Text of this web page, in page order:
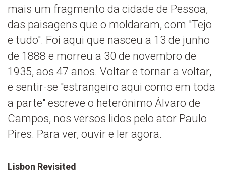
mais um fragmento da cidade de Pessoa,
das paisagens que o moldaram, com "Tejo
e tudo". Foi aqui que nasceu a 13 de junho
de 1888 e morreu a 30 de novembro de
1935, aos 47 anos. Voltar e tornar a voltar,
e sentir-se "estrangeiro aqui como em toda
a parte" escreve o heterónimo Álvaro de
Campos, nos versos lidos pelo ator Paulo
Pires. Para ver, ouvir e ler agora.
Lisbon Revisited